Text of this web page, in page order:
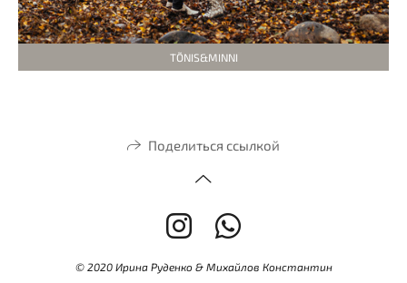
TÕNIS&MINNI
Поделиться ссылкой
© 2020 Ирина Руденко & Михайлов Константин